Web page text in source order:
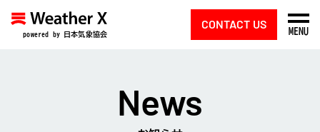
powered by 日本気象協会 MENU
CONTACT US
News